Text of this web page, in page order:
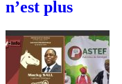
n’est plus